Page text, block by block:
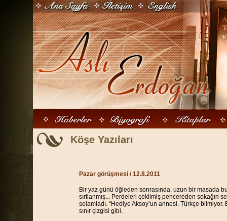
Köşe Yazıları
Pazar görüşmesi / 12.8.2011
Bir yaz günü öğleden sonrasında, uzun bir masada
sırtlanmış... Perdeleri çekilmiş pencereden sokağın
selamladı. “Hediye Aksoy’un annesi. Türkçe
sınır çizgisi gibi.